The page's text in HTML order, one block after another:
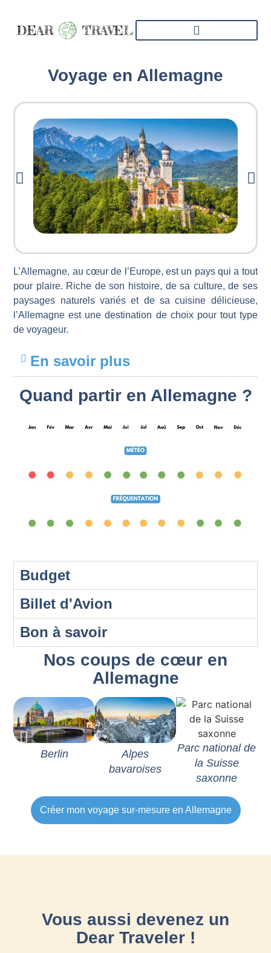
Voyage en Allemagne
L’Allemagne, au cœur de l’Europe, est un pays qui a tout
pour plaire. Riche de son histoire, de sa culture, de ses
paysages naturels variés et de sa cuisine délicieuse,
l’Allemagne est une destination de choix pour tout type
de voyageur.
En savoir plus
Quand partir en Allemagne ?
Budget
Billet d'Avion
Bon à savoir
Nos coups de cœur en
Allemagne
Berlin
Alpes
bavaroises
Parc national de
la Suisse
saxonne
Créer mon voyage sur-mesure en Allemagne
Vous aussi devenez un
Dear Traveler !